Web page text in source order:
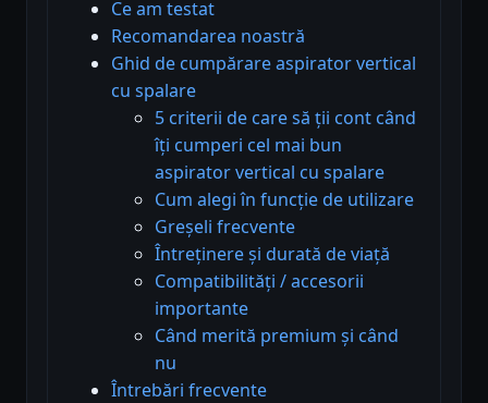
Ce am testat
Recomandarea noastră
Ghid de cumpărare aspirator vertical
cu spalare
5 criterii de care să ții cont când
îți cumperi cel mai bun
aspirator vertical cu spalare
Cum alegi în funcție de utilizare
Greșeli frecvente
Întreținere și durată de viață
Compatibilități / accesorii
importante
Când merită premium și când
nu
Întrebări frecvente